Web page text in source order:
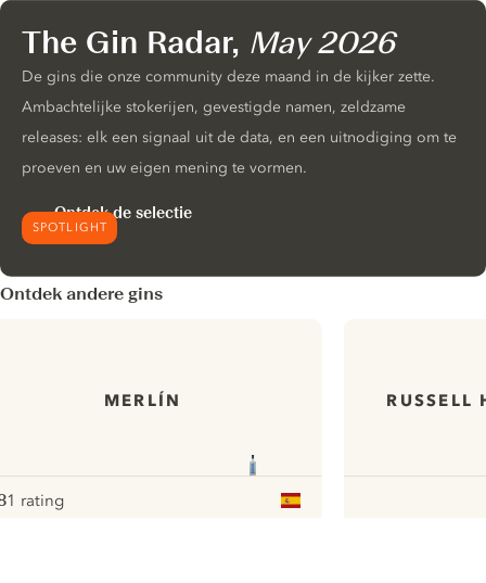
SPOTLIGHT
The Gin Radar, May 2026
De gins die onze community deze maand in de kijker zette.
Ambachtelijke stokerijen, gevestigde namen, zeldzame
releases: elk een signaal uit de data, en een uitnodiging om te
proeven en uw eigen mening te vormen.
Ontdek de selectie
Ontdek andere gins
MERLÍN
1 rating
RUSSELL